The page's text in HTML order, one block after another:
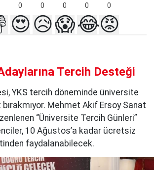
0 0 0 0 0
😍😥😱😂😡
Tercih Desteği
YKS tercih döneminde üniversite
bırakmıyor. Mehmet Akif Ersoy Sanat
“Üniversite Tercih Günleri”
10 Ağustos’a kadar ücretsiz
faydalanabilecek.